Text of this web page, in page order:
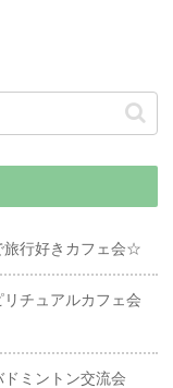
行好きカフェ会☆
チュアルカフェ会
ミントン交流会